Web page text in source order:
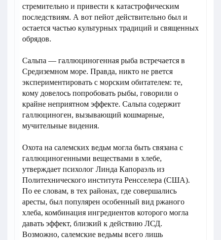
стремительно и привести к катастрофическим
последствиям. А вот пейот действительно был и
остается частью культурных традиций и священных
обрядов.
Сальпа — галлюциногенная рыба встречается в
Средиземном море. Правда, никто не рвется
экспериментировать с морским обитателем: те,
кому довелось попробовать рыбы, говорили о
крайне неприятном эффекте. Сальпа содержит
галлюциноген, вызывающий кошмарные,
мучительные видения.
Охота на салемских ведьм могла быть связана с
галлюциногенными веществами в хлебе,
утверждает психолог Линда Капораэль из
Политехнического института Ренсселера (США).
По ее словам, в тех районах, где совершались
аресты, был популярен особенный вид ржаного
хлеба, комбинация ингредиентов которого могла
давать эффект, близкий к действию ЛСД.
Возможно, салемские ведьмы всего лишь